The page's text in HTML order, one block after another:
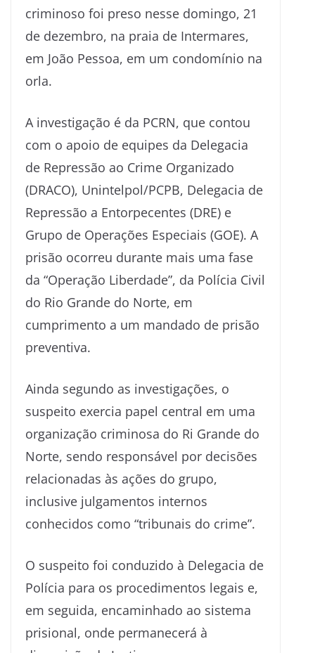
criminoso foi preso nesse domingo, 21
de dezembro, na praia de Intermares,
em João Pessoa, em um condomínio na
orla.
A investigação é da PCRN, que contou
com o apoio de equipes da Delegacia
de Repressão ao Crime Organizado
(DRACO), Unintelpol/PCPB, Delegacia de
Repressão a Entorpecentes (DRE) e
Grupo de Operações Especiais (GOE). A
prisão ocorreu durante mais uma fase
da “Operação Liberdade”, da Polícia Civil
do Rio Grande do Norte, em
cumprimento a um mandado de prisão
preventiva.
Ainda segundo as investigações, o
suspeito exercia papel central em uma
organização criminosa do Ri Grande do
Norte, sendo responsável por decisões
relacionadas às ações do grupo,
inclusive julgamentos internos
conhecidos como “tribunais do crime”.
O suspeito foi conduzido à Delegacia de
Polícia para os procedimentos legais e,
em seguida, encaminhado ao sistema
prisional, onde permanecerá à